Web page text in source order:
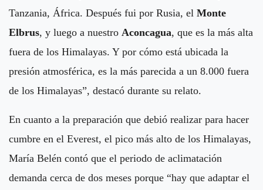
Tanzania, África. Después fui por Rusia, el Monte
Elbrus, y luego a nuestro Aconcagua, que es la más alta
fuera de los Himalayas. Y por cómo está ubicada la
presión atmosférica, es la más parecida a un 8.000 fuera
de los Himalayas”, destacó durante su relato.
En cuanto a la preparación que debió realizar para hacer
cumbre en el Everest, el pico más alto de los Himalayas,
María Belén contó que el periodo de aclimatación
demanda cerca de dos meses porque “hay que adaptar el